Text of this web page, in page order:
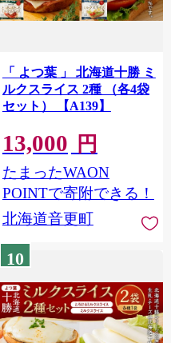
「 よつ葉 」 北海道十勝 ミ
ルクスライス 2種 （各4袋
セット） 【A139】
13,000 円
たまったWAON
POINTで寄附できる！
北海道音更町
10